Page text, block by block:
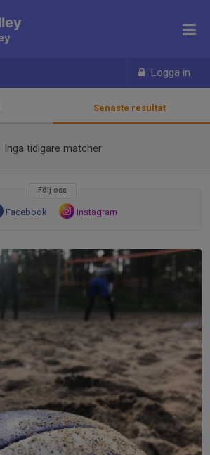
Logga in
Senaste resultat
Inga tidigare matcher
Följ oss
Facebook Instagram